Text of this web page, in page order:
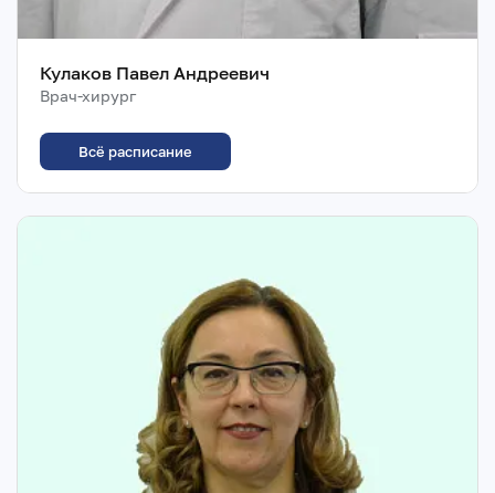
Кулаков Павел Андреевич
Врач-хирург
Всё расписание